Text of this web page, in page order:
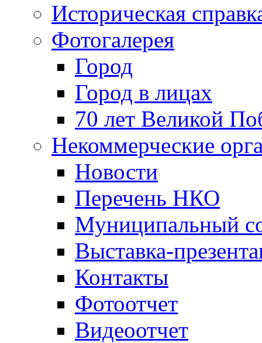
Историческая
Фотогалерея
Город
Город в лицах
70 лет Великой
Некоммерческие
Новости
Перечень НКО
Муниципальный
Выставка-
Контакты
Фотоотчет
Видеоотчет